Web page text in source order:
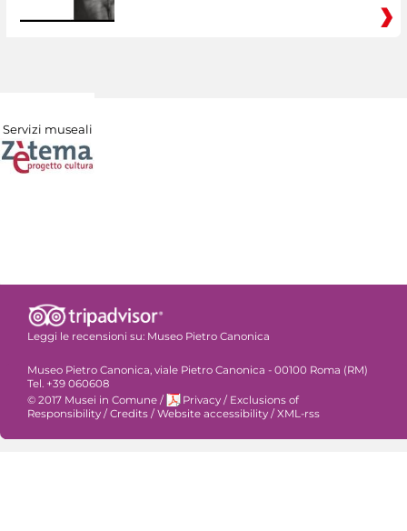
Servizi museali
Leggi le recensioni su: Museo Pietro Canonica
Museo Pietro Canonica, viale Pietro Canonica - 00100 Roma (RM)
Tel. +39 060608
© 2017 Musei in Comune / Privacy / Exclusions of
Responsibility /Credits /Website accessibility /XML-rss